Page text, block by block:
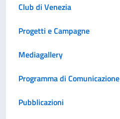
Club di Venezia
Progetti e Campagne
Mediagallery
Programma di Comunicazione
Pubblicazioni